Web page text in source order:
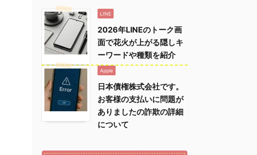
LINE
2026年LINEのトーク画
面で花火が上がる隠しキ
ーワードや種類を紹介
Apple
日本債権株式会社です。
お客様の支払いに問題が
ありましたの詐欺の詳細
について